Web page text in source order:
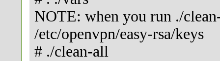
NOTE: when you run ./
/etc/openvpn/easy-rsa/keys
# ./clean-all